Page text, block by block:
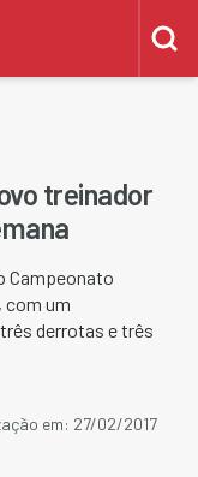
treinador
Campeonato
com um
derrotas e três
em: 27/02/2017